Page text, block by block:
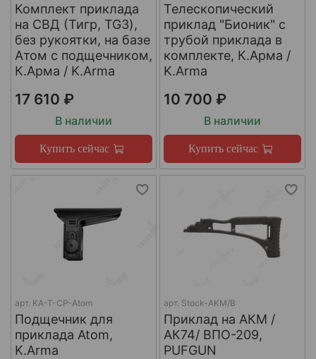
Комплект приклада
на СВД (Тигр, TG3),
без рукоятки, на базе
Атом с подщечником,
К.Арма / K.Arma
17 610 ₽
В наличии
Купить сейчас
Телескопический
приклад "Бионик" с
трубой приклада в
комплекте, К.Арма /
K.Arma
10 700 ₽
В наличии
Купить сейчас
арт. KA-T-CP-Atom
Подщечник для
приклада Atom,
K.Arma
арт. Stock-AKM/B
Приклад на АКМ /
АК74/ ВПО-209,
PUFGUN